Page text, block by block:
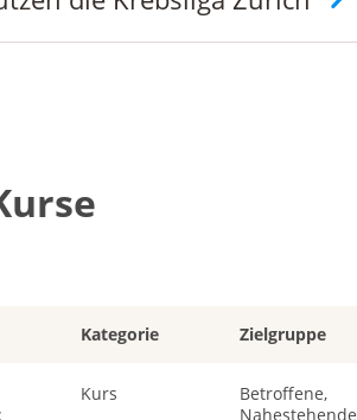
Kategorie Zielgruppe
Kurs
Betroffene,
Nahestehende